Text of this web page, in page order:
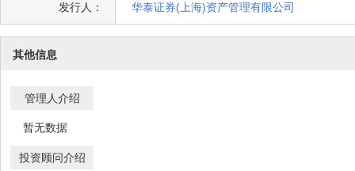
发行人： 华泰证券(上海)资产管理有限公司
其他信息
管理人介绍
暂无数据
投资顾问介绍